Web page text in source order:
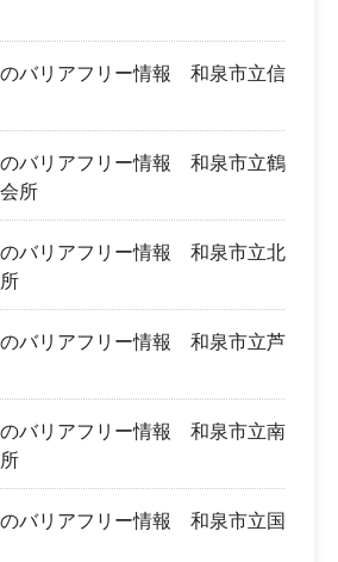
バリアフリー情報 和泉市立信
バリアフリー情報 和泉市立鶴
所
バリアフリー情報 和泉市立北
バリアフリー情報 和泉市立芦
バリアフリー情報 和泉市立南
バリアフリー情報 和泉市立国